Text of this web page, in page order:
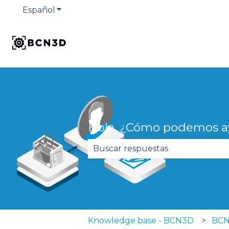
Español Traducciones de Mostrar submenú de
Hola. ¿Cómo podemos
No hay sugerencias porque el
Knowledge base - BCN3D